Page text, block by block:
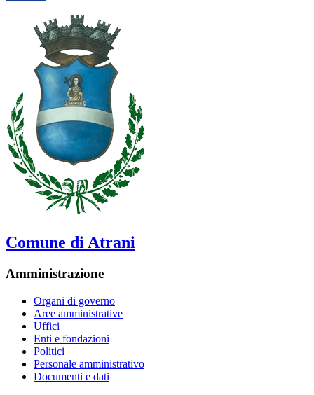
Comune di Atrani
Amministrazione
Organi di governo
Aree amministrative
Uffici
Enti e fondazioni
Politici
Personale amministrativo
Documenti e dati